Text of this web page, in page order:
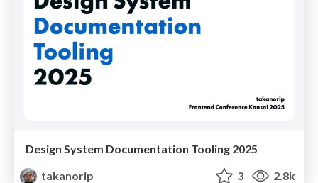
Design System Documentation Tooling 2025
takanorip
3 2.8k